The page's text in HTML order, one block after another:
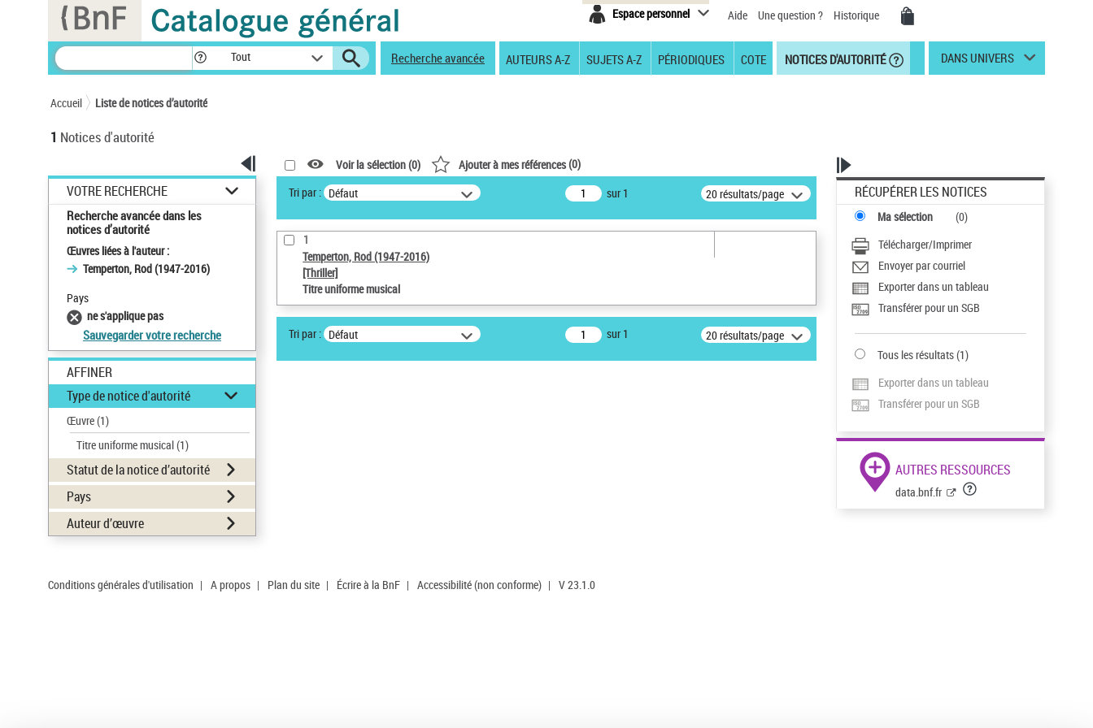
Espace personnel Aide Une question ? Historique
Tout Recherche avancée AUTEURS A-Z SUJETS A-Z PÉRIODIQUES COTE NOTICES D'AUTORITÉ DANS UNIVERS
Accueil Liste de notices d’autorité
1 Notices d'autorité
VOTRE RECHERCHE
Recherche avancée dans les
notices d’autorité
Œuvres liées à l'auteur :
Temperton, Rod (1947-2016)
Pays
ne s'applique pas
Sauvegarder votre recherche
AFFINER
Type de notice d'autorité
Œuvre(1)
Titre uniforme musical(1)
Statut de la notice d’autorité
Pays
Auteur d’œuvre
Voir la sélection (0) Ajouter à mes références(0)
Tri par : Défaut sur 1 20 résultats/page
1
Temperton, Rod (1947-2016)
[Thriller]
Titre uniforme musical
Tri par : Défaut sur 1 20 résultats/page
RÉCUPÉRER LES NOTICES
Ma sélection (0)
Télécharger/Imprimer
Envoyer par courriel
Exporter dans un tableau
Transférer pour un SGB
Tous les résultats(1)
Exporter dans un tableau
Transférer pour un SGB
AUTRES RESSOURCES
data.bnf.fr
Conditions générales d'utilisation | A propos | Plan du site | Écrire à la BnF | Accessibilité (non conforme) | V 23.1.0
Panneau de gestion des cookies